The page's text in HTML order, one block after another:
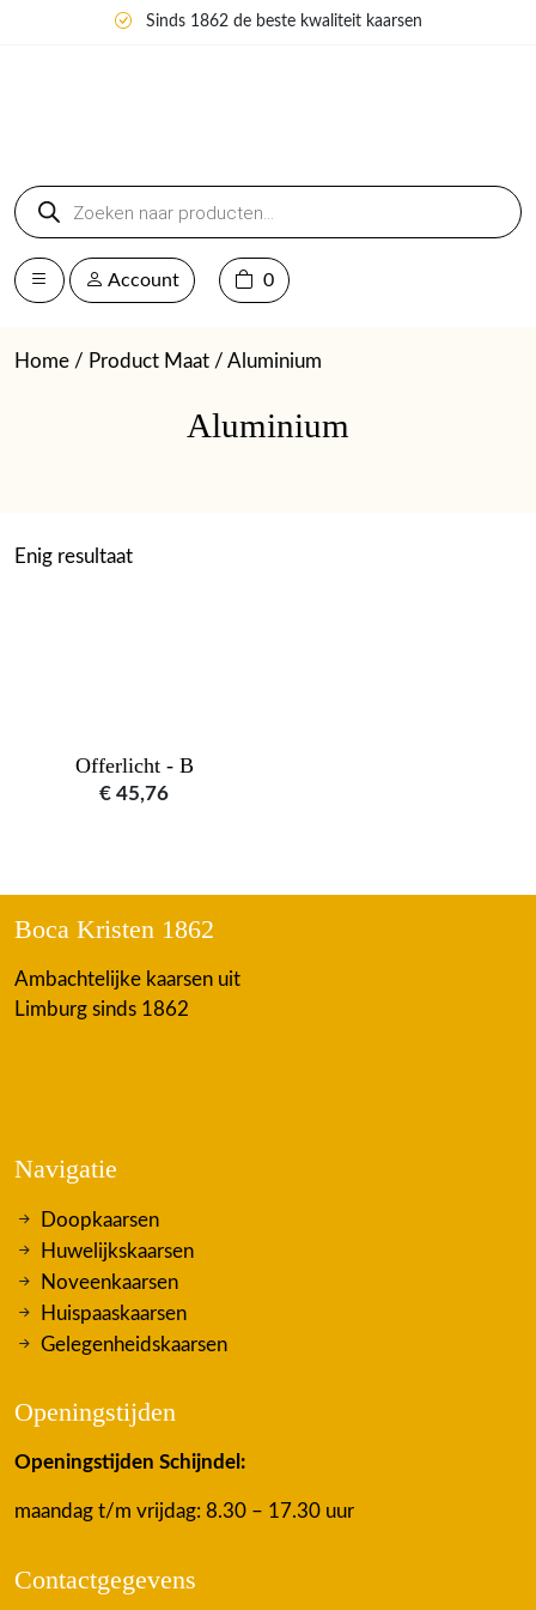
Sinds 1862 de beste kwaliteit kaarsen
Producten
zoeken
Account 0
Home / Product Maat / Aluminium
Aluminium
Enig resultaat
Offerlicht - B
€ 45,76
Boca Kristen 1862
Ambachtelijke kaarsen uit
Limburg sinds 1862
Navigatie
Doopkaarsen
Huwelijkskaarsen
Noveenkaarsen
Huispaaskaarsen
Gelegenheidskaarsen
Openingstijden
Openingstijden Schijndel:
maandag t/m vrijdag: 8.30 – 17.30 uur
Contactgegevens